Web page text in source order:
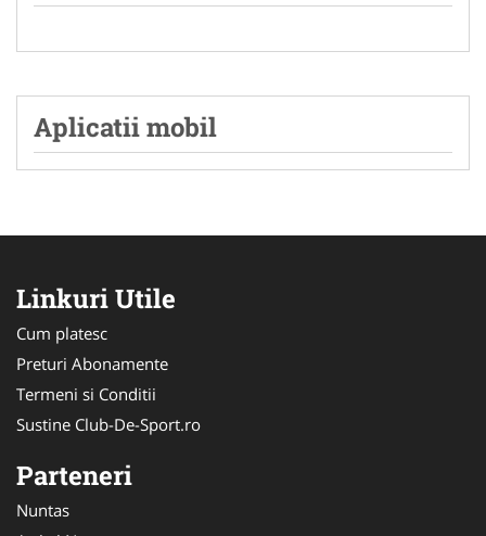
Aplicatii mobil
Linkuri Utile
Cum platesc
Preturi Abonamente
Termeni si Conditii
Sustine Club-De-Sport.ro
Parteneri
Nuntas